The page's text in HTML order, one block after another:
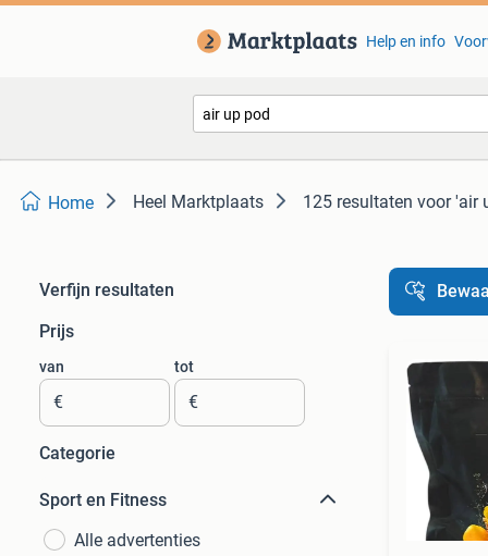
Help en info
Home Heel Marktplaats 125 resultaten voor 'air
Verfijn resultaten
Prijs
van
€
tot
€
Categorie
Sport en Fitness
Alle advertenties